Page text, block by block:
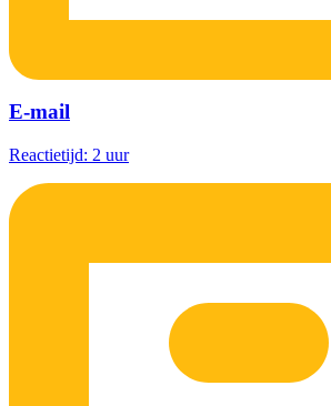
E-mail
Reactietijd: 2 uur